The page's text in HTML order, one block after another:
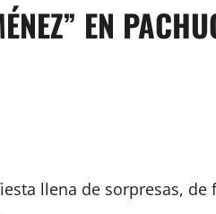
EN
llena de sorpresas,